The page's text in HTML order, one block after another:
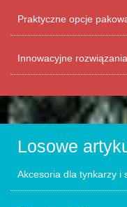
Praktyczne opcje
Innowacyjne
Losowe
Akcesoria dla tynkarzy i